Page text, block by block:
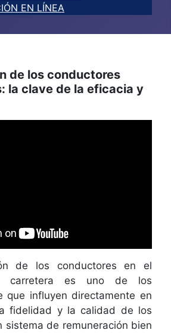
EN LÍNEA
de los conductores
la clave de la eficacia y
de los conductores en el
carretera es uno de los
que influyen directamente en
fidelidad y la calidad de los
sistema de remuneración bien